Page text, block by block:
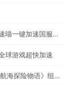
Rogue-lite策略游戏《军团》全网上线｜加速喵一键加速国服游戏
球游戏超快加速
海外玩国服游戏延迟高怎么办？｜下载《大航海探险物语》组建超强航海队